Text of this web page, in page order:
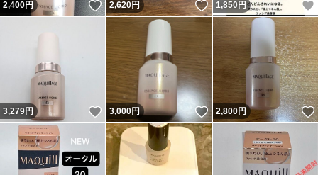
2,400円 いいね！
2,620円 いいね！
1,850 円
3,279円 いいね！
3,000円 いいね！
2,800円